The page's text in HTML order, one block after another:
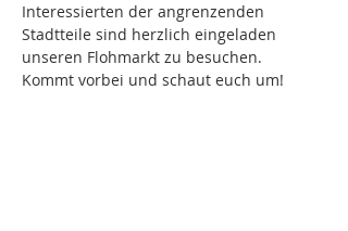
Interessierten der angrenzenden
Stadtteile sind herzlich eingeladen
unseren Flohmarkt zu besuchen.
Kommt vorbei und schaut euch um!